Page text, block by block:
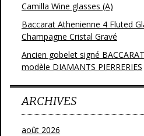
Camilla Wine glasses (A)
Baccarat Athenienne 4 Fluted
Champagne Cristal Gravé
Ancien gobelet signé
modèle DIAMANTS PIERRERIES
ARCHIVES
août 2026